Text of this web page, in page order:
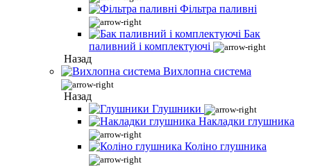
Фільтра паливні
Бак
паливний і комплектуючі
Назад
Вихлопна система
Назад
Глушники
Накладки глушника
Коліно глушника